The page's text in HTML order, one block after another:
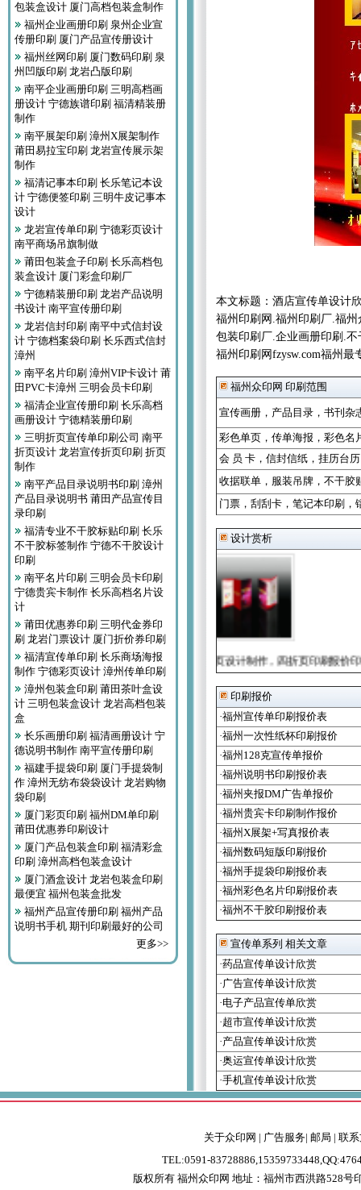
包装盒设计 厦门高档包装盒制作
福州企业画册印刷 泉州企业宣
传册印刷 厦门产品宣传册设计
福州丝网印刷 厦门数码印刷 泉
州凹版印刷 龙岩凸版印刷
南平企业画册印刷 三明高档画
册设计 宁德族谱印刷 福清精装册
制作
南平展架印刷 漳州X展架制作
莆田易拉宝印刷 龙岩宣传展示架
制作
福清记事本印刷 长乐笔记本设
计 宁德便签印刷 三明牛皮记事本
设计
龙岩宣传单印刷 宁德彩页设计
南平商场吊旗制做
莆田包装盒子印刷 长乐高档包
装盒设计 厦门彩盒印刷厂
宁德精装册印刷 龙岩产品说明
书设计 南平宣传册印刷
龙岩信封印刷 南平中式信封设
计 宁德档案袋印刷 长乐西式信封
漳州
南平名片印刷 漳州VIP卡设计 莆
田PVC卡漳州 三明会员卡印刷
福清企业宣传册印刷 长乐高档
画册设计 宁德精装册印刷
三明折页宣传单印刷公司 南平
折页设计 龙岩宣传折页印刷 折页
制作
南平产品目录说明书印刷 漳州
产品目录说明书 莆田产品宣传目
录印刷
福清专业不干胶标贴印刷 长乐
不干胶标签制作 宁德不干胶设计
印刷
南平名片印刷 三明会员卡印刷
宁德贵宾卡制作 长乐高档名片设
计
莆田优惠券印刷 三明代金券印
刷 龙岩门票设计 厦门折价券印刷
福清宣传单印刷 长乐商场海报
制作 宁德彩页设计 漳州传单印刷
漳州包装盒印刷 莆田茶叶盒设
计 三明包装盒设计 龙岩高档包装
盒
长乐画册印刷 福清画册设计 宁
德说明书制作 南平宣传册印刷
福建手提袋印刷 厦门手提袋制
作 漳州无纺布袋袋设计 龙岩购物
袋印刷
厦门彩页印刷 福州DM单印刷
莆田优惠券印刷设计
厦门产品包装盒印刷 福清彩盒
印刷 漳州高档包装盒设计
厦门酒盒设计 龙岩包装盒印刷
最便宜 福州包装盒批发
福州产品宣传册印刷 福州产品
说明书手机 期刊印刷最好的公司
更多>>
本文标题：酒店宣传单设计
福州印刷网.福州印刷厂.福
包装印刷厂.企业画册印刷.
福州印刷网fzysw.com福州
福州众印网 印刷范围
宣传画册， 产品目录， 书刊杂
彩色单页， 传单海报 ， 彩色名
会 员 卡， 信封信纸， 挂历台历
收据联单， 服装吊牌， 不干胶
门票， 刮刮卡， 笔记本印刷 ，
设计赏析
种折页印刷报价-众印网印刷 四折页印刷，四折页设计制作，四折页印刷报价
印刷报价
·福州宣传单印刷报价表
·福州一次性纸杯印刷报价
·福州128克宣传单报价
·福州说明书印刷报价表
·福州夹报DM广告单报价
·福州贵宾卡印刷制作报价
·福州X展架+写真报价表
·福州数码短版印刷报价
·福州手提袋印刷报价表
·福州彩色名片印刷报价表
·福州不干胶印刷报价表
宣传单系列 相关文章
·药品宣传单设计欣赏
·广告宣传单设计欣赏
·电子产品宣传单欣赏
·超市宣传单设计欣赏
·产品宣传单设计欣赏
·奥运宣传单设计欣赏
·手机宣传单设计欣赏
关于众印网 | 广告服务| 邮局 | 联
TEL:0591-
版权所有 福州众印网 地址：福州市西洪路528号